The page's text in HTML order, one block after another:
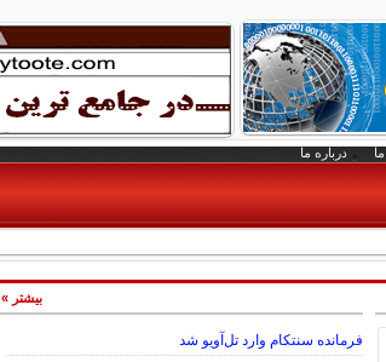
درباره ما
فرمانده سنتکام وارد تل‌آویو شد
بیشتر »